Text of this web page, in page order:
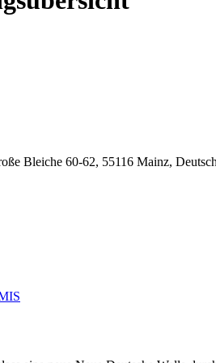
Bleiche 60-62, 55116 Mainz,